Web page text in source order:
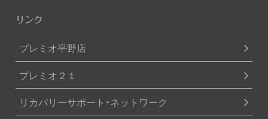
リンク
プレミオ平野店
プレミオ２１
リカバリーサポート・ネットワーク